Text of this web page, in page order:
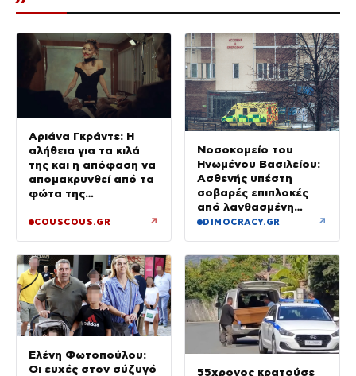
Αριάνα Γκράντε: Η
αλήθεια για τα κιλά
της και η απόφαση να
απομακρυνθεί από τα
φώτα της
COUSCOUS.GR ↗
Νοσοκομείο του
Ηνωμένου Βασιλείου:
Ασθενής υπέστη
σοβαρές επιπλοκές
από λανθασμένη
σύνδεση εντέρου και
DIMOCRACY.GR ↗
Ελένη Φωτοπούλου:
Οι ευχές στον σύζυγό
55χρονος κρατούσε